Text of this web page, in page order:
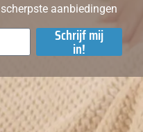
aanbiedingen
Schrijf mij
in!